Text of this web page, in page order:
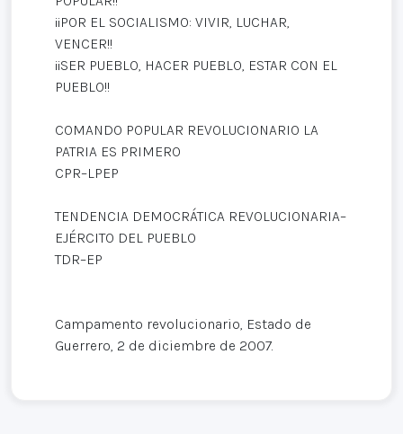
¡¡POR EL SOCIALISMO: VIVIR, LUCHAR,
VENCER!!
¡¡SER PUEBLO, HACER PUEBLO, ESTAR CON EL
PUEBLO!!
COMANDO POPULAR REVOLUCIONARIO LA
PATRIA ES PRIMERO
CPR–LPEP
TENDENCIA DEMOCRÁTICA REVOLUCIONARIA–
EJÉRCITO DEL PUEBLO
TDR–EP
Campamento revolucionario, Estado de
Guerrero, 2 de diciembre de 2007.